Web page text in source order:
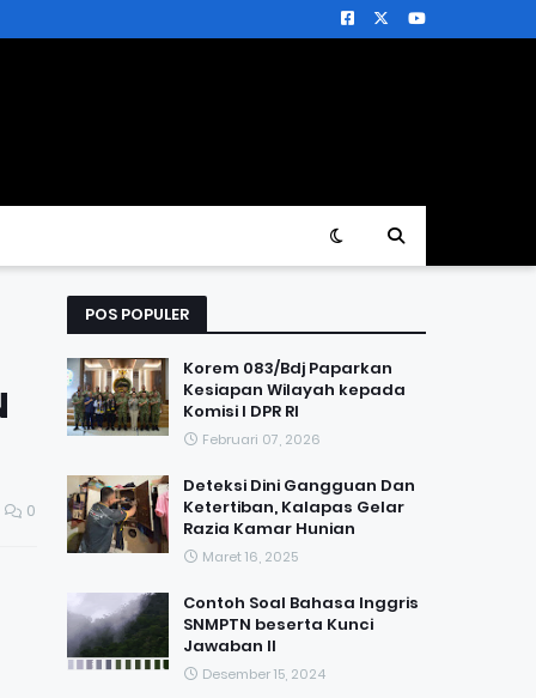
0
POS POPULER
Korem 083/Bdj Paparkan
Kesiapan Wilayah kepada
Komisi I DPR RI
Februari 07, 2026
Deteksi Dini Gangguan Dan
Ketertiban, Kalapas Gelar
Razia Kamar Hunian
Maret 16, 2025
Contoh Soal Bahasa Inggris
SNMPTN beserta Kunci
Jawaban II
Desember 15, 2024